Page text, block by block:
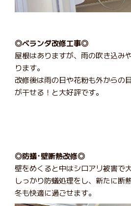
◎ベランダ改修工事◎
屋根はありますが、雨の吹き込み
ります。
改修後は雨の日や花粉も外からの
が干せる！と大好評です。
◎防蟻･壁断熱改修◎
壁をめくると中はシロアリ被害で
しっかり防蟻処理をし、新たに断
冬も快適に過ごせます。